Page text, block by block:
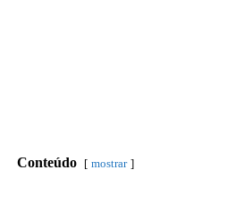
Conteúdo mostrar